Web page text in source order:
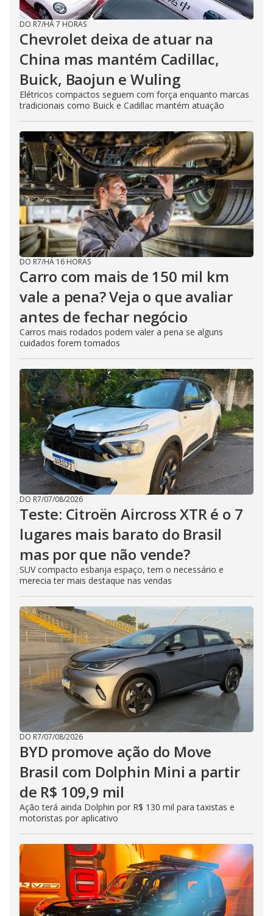
DO R7/HÁ 7 HORAS
Chevrolet deixa de atuar na
China mas mantém Cadillac,
Buick, Baojun e Wuling
Elétricos compactos seguem com força enquanto marcas
tradicionais como Buick e Cadillac mantém atuação
DO R7/HÁ 16 HORAS
Carro com mais de 150 mil km
vale a pena? Veja o que avaliar
antes de fechar negócio
Carros mais rodados podem valer a pena se alguns
cuidados forem tomados
DO R7/07/08/2026
Teste: Citroën Aircross XTR é o 7
lugares mais barato do Brasil
mas por que não vende?
SUV compacto esbanja espaço, tem o necessário e
merecia ter mais destaque nas vendas
DO R7/07/08/2026
BYD promove ação do Move
Brasil com Dolphin Mini a partir
de R$ 109,9 mil
Ação terá ainda Dolphin por R$ 130 mil para taxistas e
motoristas por aplicativo